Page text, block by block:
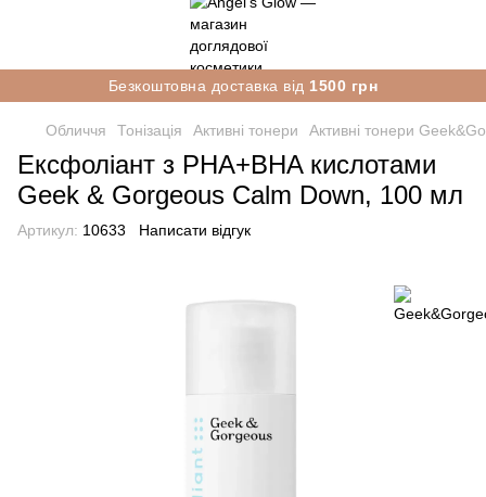
Безкоштовна доставка від 1500 грн
Обличчя Тонізація Активні тонери Активні тонери
Ексфоліант з PHA+BHA кислотами
Geek & Gorgeous Calm Down, 100 мл
Артикул: 10633 Написати відгук